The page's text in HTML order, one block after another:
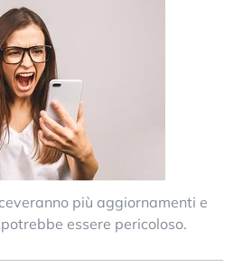
più aggiornamenti e
essere pericoloso.